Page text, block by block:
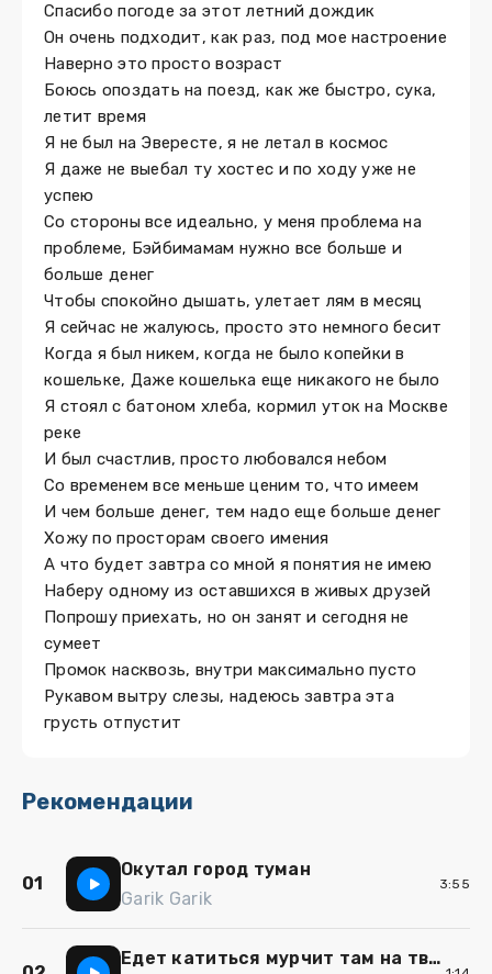
Спасибо погоде за этот летний дождик
Он очень подходит, как раз, под мое настроение
Наверно это просто возраст
Боюсь опоздать на поезд, как же быстро, сука,
летит время
Я не был на Эвересте, я не летал в космос
Я даже не выебал ту хостес и по ходу уже не
успею
Со стороны все идеально, у меня проблема на
проблеме, Бэйбимамам нужно все больше и
больше денег
Чтобы спокойно дышать, улетает лям в месяц
Я сейчас не жалуюсь, просто это немного бесит
Когда я был никем, когда не было копейки в
кошельке, Даже кошелька еще никакого не было
Я стоял с батоном хлеба, кормил уток на Москве
реке
И был счастлив, просто любовался небом
Со временем все меньше ценим то, что имеем
И чем больше денег, тем надо еще больше денег
Хожу по просторам своего имения
А что будет завтра со мной я понятия не имею
Наберу одному из оставшихся в живых друзей
Попрошу приехать, но он занят и сегодня не
сумеет
Промок насквозь, внутри максимально пусто
Рукавом вытру слезы, надеюсь завтра эта
грусть отпустит
Рекомендации
01
Окутал город туман
Garik Garik
3:55
Едет катиться мурчит там на твоё мнение